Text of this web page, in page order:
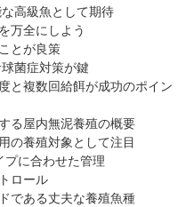
高級魚として期待
万全にしよう
とが良策
菌症対策が鍵
と複数回給餌が成功のポイン
る屋内無泥養殖の概要
の養殖対象として注目
に合わせた管理
ロール
である丈夫な養殖魚種